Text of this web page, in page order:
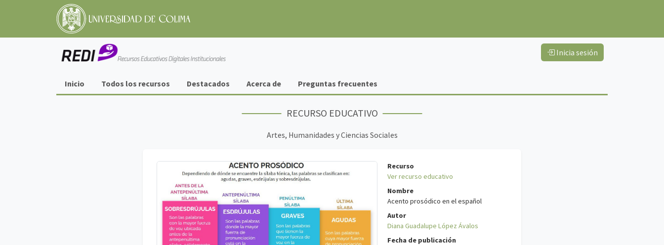
Inicia sesión
Información
importante
Inicio Todos los recursos Destacados Acerca de Preguntas frecuentes
RECURSO EDUCATIVO
Artes, Humanidades y Ciencias Sociales
Recurso
Ver recurso educativo
Nombre
Acento prosódico en el español
Autor
Diana Guadalupe López Ávalos
Fecha de publicación